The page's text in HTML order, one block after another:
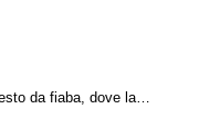
da fiaba, dove la…